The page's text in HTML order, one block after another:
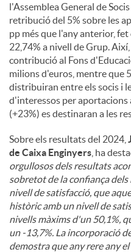
l'Assemblea General de
retribució del 5% sobre les
pp més que l'any anterior, fet
22,74% a nivell de Grup.
contribució al Fons
milions d'euros, mentre que
distribuiran entre els socis i
d'interessos per aportacions
(+23%) es destinaran a les
Sobre els resultats del 2024,
de Caixa Enginyers , ha
orgullosos dels resultats
sobretot de la confiança dels
nivell de satisfacció, que
històric amb un nivell de
nivells màxims d'un 50,1%,
un -13,7%. La incorporació
demostra que any rere any